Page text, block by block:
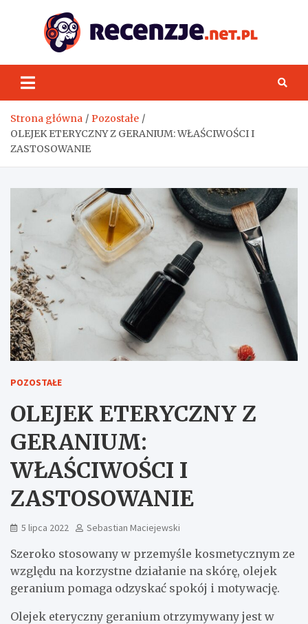
Strona główna
Pozostałe
OLEJEK ETERYCZNY Z GERANIUM: WŁAŚCIWOŚCI I
ZASTOSOWANIE
POZOSTAŁE
OLEJEK ETERYCZNY Z
GERANIUM:
WŁAŚCIWOŚCI I
ZASTOSOWANIE
5 lipca 2022 Sebastian Maciejewski
Szeroko stosowany w przemyśle kosmetycznym ze
względu na korzystne działanie na skórę, olejek
geranium pomaga odzyskać spokój i motywację.
Olejek eteryczny geranium otrzymywany jest w